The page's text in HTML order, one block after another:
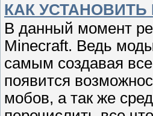
КАК УСТАНОВИТЬ
В данный момент
Minecraft. Ведь
самым создавая
появится
мобов, а так же